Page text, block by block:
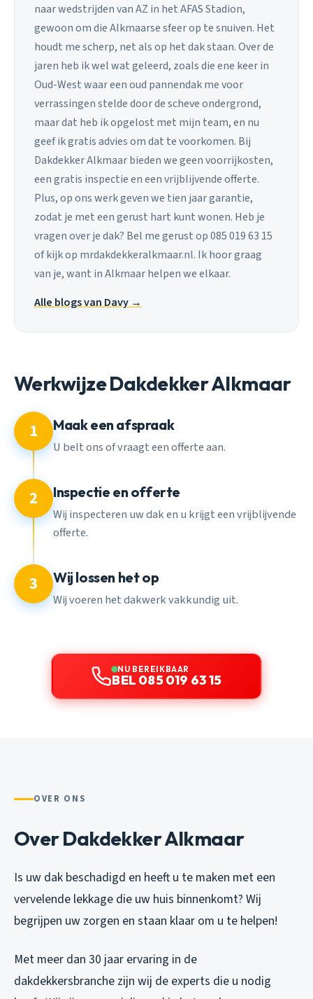
naar wedstrijden van AZ in het AFAS Stadion,
gewoon om die Alkmaarse sfeer op te snuiven. Het
houdt me scherp, net als op het dak staan. Over de
jaren heb ik wel wat geleerd, zoals die ene keer in
Oud-West waar een oud pannendak me voor
verrassingen stelde door de scheve ondergrond,
maar dat heb ik opgelost met mijn team, en nu
geef ik gratis advies om dat te voorkomen. Bij
Dakdekker Alkmaar bieden we geen voorrijkosten,
een gratis inspectie en een vrijblijvende offerte.
Plus, op ons werk geven we tien jaar garantie,
zodat je met een gerust hart kunt wonen. Heb je
vragen over je dak? Bel me gerust op 085 019 63 15
of kijk op mrdakdekkeralkmaar.nl. Ik hoor graag
van je, want in Alkmaar helpen we elkaar.
Alle blogs van Davy →
Werkwijze Dakdekker Alkmaar
1 Maak een afspraak
U belt ons of vraagt een offerte aan.
2 Inspectie en offerte
Wij inspecteren uw dak en u krijgt een vrijblijvende
offerte.
3 Wij lossen het op
Wij voeren het dakwerk vakkundig uit.
NU BEREIKBAAR
BEL 085 019 63 15
OVER ONS
Over Dakdekker Alkmaar
Is uw dak beschadigd en heeft u te maken met een
vervelende lekkage die uw huis binnenkomt? Wij
begrijpen uw zorgen en staan klaar om u te helpen!
Met meer dan 30 jaar ervaring in de
dakdekkersbranche zijn wij de experts die u nodig